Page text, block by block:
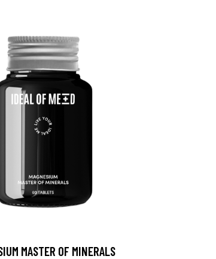
MASTER OF MINERALS